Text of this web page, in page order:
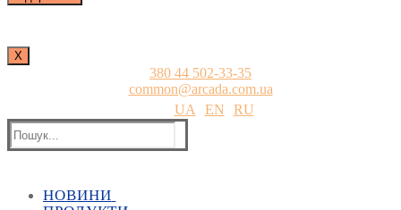
Х
380 44 502-33-35
common@arcada.com.ua
UA
EN
RU
Пошук:
НОВИНИ